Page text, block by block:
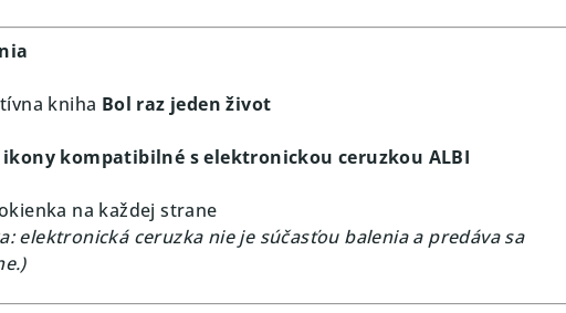
kniha Bol raz jeden život
ikony kompatibilné s elektronickou ceruzkou ALBI
na každej strane
elektronická ceruzka nie je súčasťou balenia a predáva sa